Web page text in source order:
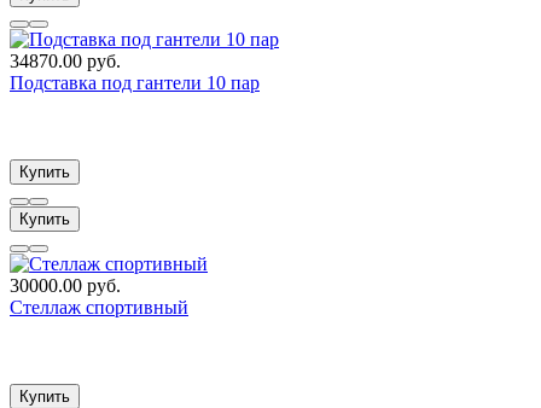
34870.00 руб.
Подставка под гантели 10 пар
Купить
Купить
30000.00 руб.
Стеллаж спортивный
Купить